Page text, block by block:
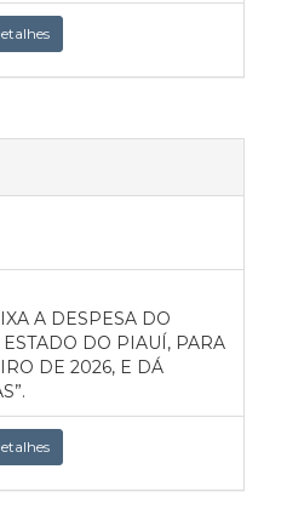
A DESPESA DO
DO PIAUÍ, PARA
DE 2026, E DÁ